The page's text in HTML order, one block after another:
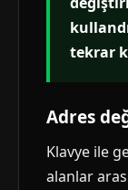
tekrar
Adres
Klavye ile
alanlar